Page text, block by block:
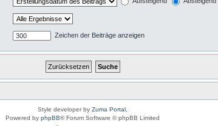
Zeichen der Beiträge anzeigen
Style developer by Zuma Portal ,
Powered by phpBB® Forum Software © phpBB Limited